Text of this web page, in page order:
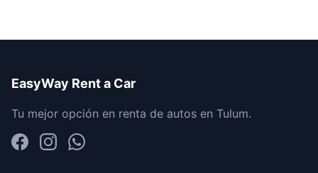
EasyWay Rent a Car
Tu mejor opción en renta de autos en Tulum.